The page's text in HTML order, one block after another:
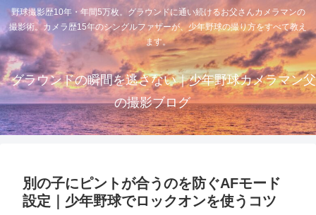
野球撮影歴10年・年間5万枚。グラウンドに通い続けるお父さんカメラマンの
撮影術。カメラ歴15年のシングルファザーが、少年野球の撮り方をすべて教え
ます。
グラウンドの瞬間を逃さない｜少年野球カメラマン父
の撮影ブログ
別の子にピントが合うのを防ぐAFモード
設定｜少年野球でロックオンを使うコツ